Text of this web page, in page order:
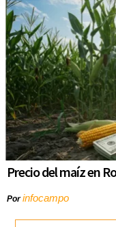
Precio del maíz en
Porinfocampo